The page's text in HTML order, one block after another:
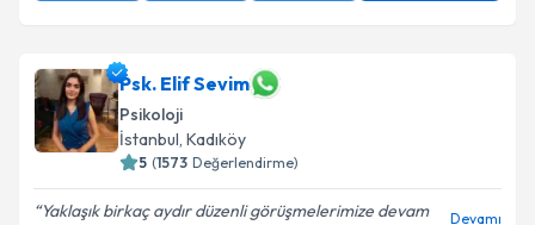
Psk. Elif Sevim
Psikoloji
İstanbul, Kadıköy
5 (1573 Değerlendirme)
Yaklaşık birkaç aydır düzenli görüşmelerimize devam
Devamı